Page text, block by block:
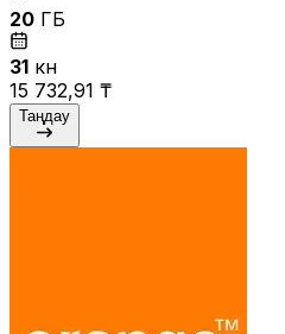
20 ГБ
31 күн
15 732,91 ₸
Таңдау